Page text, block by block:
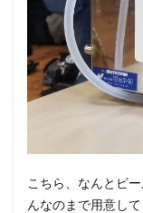
こちら、なんとビ
んなのまで用意し